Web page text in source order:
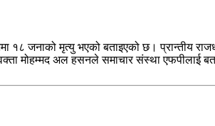
१८ जनाको मृत्यु भएको बताइएको छ। प्रान्तीय
मोहम्मद अल हसनले समाचार संस्था